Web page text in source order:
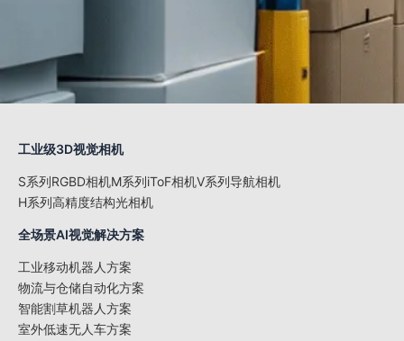
工业级3D视觉相机
S系列RGBD相机M系列iToF相机V系列导航相机
H系列高精度结构光相机
全场景AI视觉解决方案
工业移动机器人方案​​
物流与仓储自动化方案​
智能割草机器人方案
室外低速无人车方案​